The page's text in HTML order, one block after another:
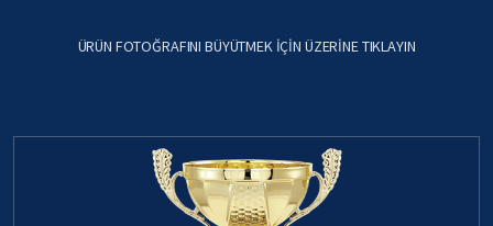
ÜRÜN FOTOĞRAFINI BÜYÜTMEK IÇIN ÜZERINE TIKLAYIN